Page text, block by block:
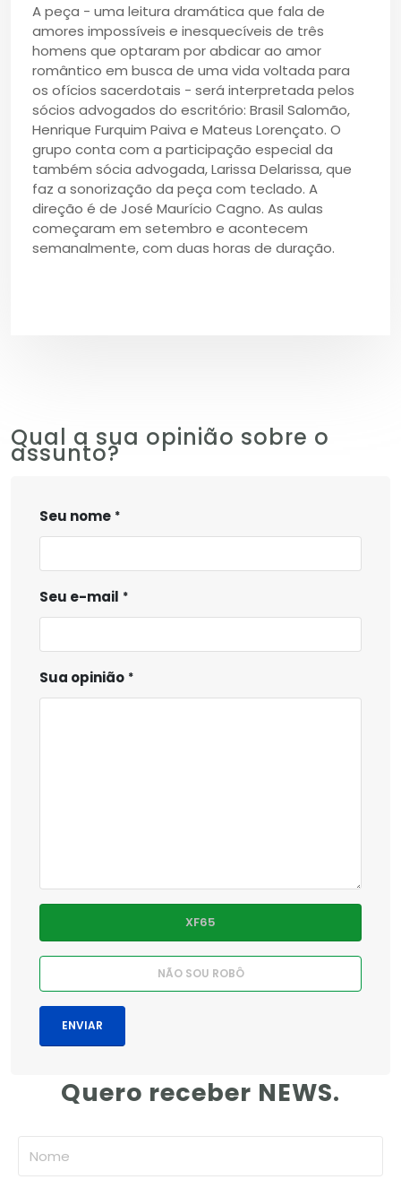
A peça - uma leitura dramática que fala de
amores impossíveis e inesquecíveis de três
homens que optaram por abdicar ao amor
romântico em busca de uma vida voltada para
os ofícios sacerdotais - será interpretada pelos
sócios advogados do escritório: Brasil Salomão,
Henrique Furquim Paiva e Mateus Lorençato. O
grupo conta com a participação especial da
também sócia advogada, Larissa Delarissa, que
faz a sonorização da peça com teclado. A
direção é de José Maurício Cagno. As aulas
começaram em setembro e acontecem
semanalmente, com duas horas de duração.
Qual a sua opinião sobre o
assunto?
Seu nome
Seu e-mail
Sua opinião
Quero receber NEWS.